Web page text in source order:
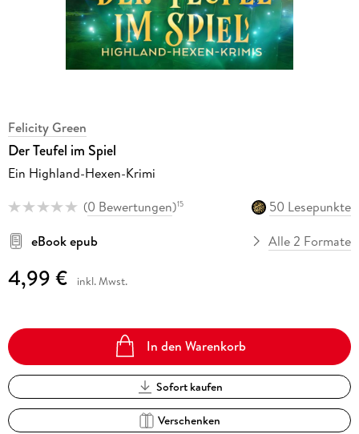
Felicity Green
Der Teufel im Spiel
Ein Highland-Hexen-Krimi
(0 Bewertungen)15
50 Lesepunkte
eBook epub
Alle 2 Formate
4,99 € inkl. Mwst.
In den Warenkorb
Sofort kaufen
Verschenken